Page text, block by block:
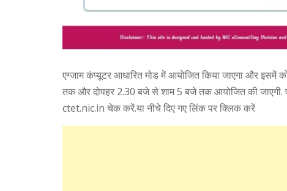
एग्‍जाम कंप्यूटर आधारित मोड में आयोजित किया जाएगा और इसमें
तक और दोपहर 2.30 बजे से शाम 5 बजे तक आयोजित की जाएगी.
ctet.nic.in चेक करें.या नीचे दिए गए लिंक पर क्लिक करें